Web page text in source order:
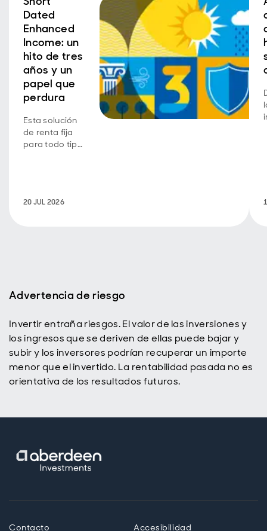
Dated
Enhanced
Income: un
hito de tres
años y un
papel que
perdura
Esta solución
de renta fija
para todo tipo
equilibrar tres
20 JUL 2026
Advertencia de riesgo
Invertir entraña riesgos. El valor de las inversiones y
los ingresos que se deriven de ellas puede bajar y
subir y los inversores podrían recuperar un importe
menor que el invertido. La rentabilidad pasada no es
orientativa de los resultados futuros.
Contacto Accesibilidad